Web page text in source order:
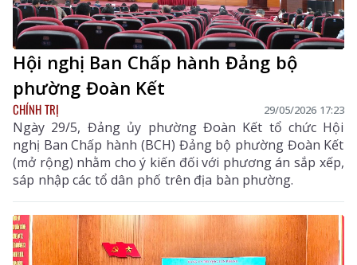
Hội nghị Ban Chấp hành Đảng bộ
phường Đoàn Kết
CHÍNH TRỊ 29/05/2026 17:23
Ngày 29/5, Đảng ủy phường Đoàn Kết tổ chức Hội
nghị Ban Chấp hành (BCH) Đảng bộ phường Đoàn Kết
(mở rộng) nhằm cho ý kiến đối với phương án sắp xếp,
sáp nhập các tổ dân phố trên địa bàn phường.